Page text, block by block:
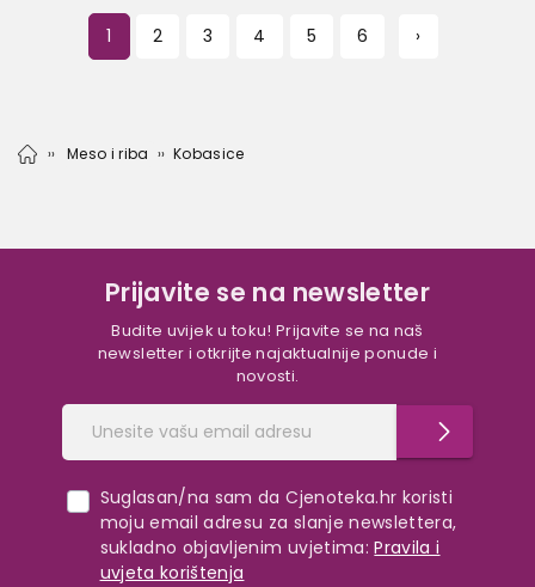
1 2 3 4 5 6 ›
Meso i riba Kobasice
Prijavite se na newsletter
Budite uvijek u toku! Prijavite se na naš
newsletter i otkrijte najaktualnije ponude i
novosti.
Suglasan/na sam da Cjenoteka.hr koristi
moju email adresu za slanje newslettera,
sukladno objavljenim uvjetima: Pravila i
uvjeta korištenja